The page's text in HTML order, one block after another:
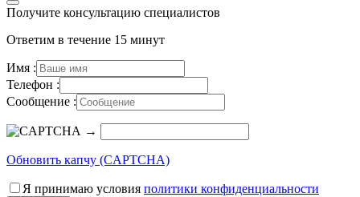
Получите консультацию специалистов
Ответим в течение 15 минут
Имя :
Телефон :
Сообщение :
→
Обновить капчу (CAPTCHA)
Я принимаю условия политики конфиденциальности